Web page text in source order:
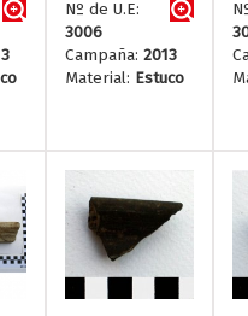
Nº de U.E:
3006
Campaña: 2013
Material: Estuco